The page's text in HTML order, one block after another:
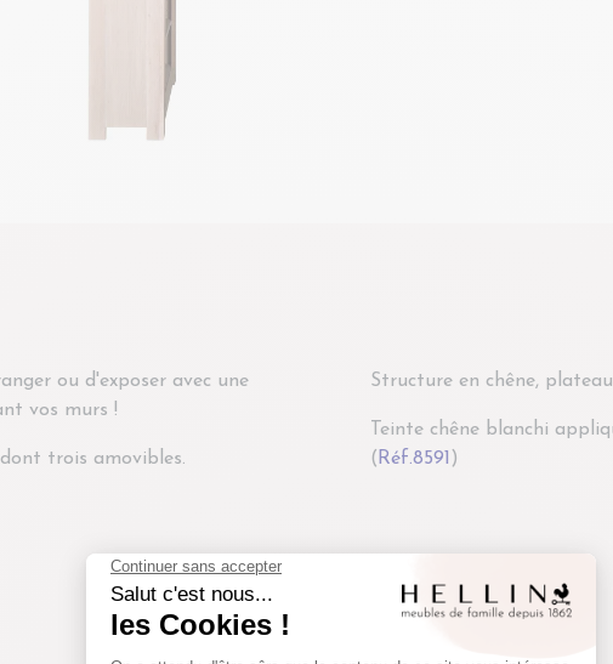
ou d'exposer avec une
vos murs !
trois amovibles.
Structure en chêne,
Teinte chêne blanchi
( Réf.8591 )
Europe